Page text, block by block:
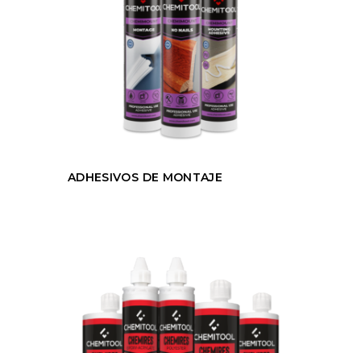
ADHESIVOS DE MONTAJE